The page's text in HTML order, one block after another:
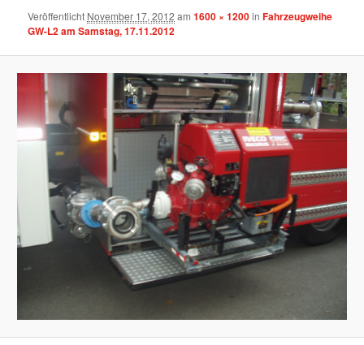
Veröffentlicht November 17, 2012 am1600 × 1200inFahrzeugweihe
GW-L2 am Samstag, 17.11.2012